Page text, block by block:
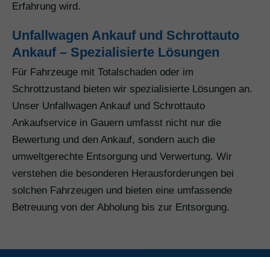
Erfahrung wird.
Unfallwagen Ankauf und Schrottauto
Ankauf – Spezialisierte Lösungen
Für Fahrzeuge mit Totalschaden oder im
Schrottzustand bieten wir spezialisierte Lösungen an.
Unser Unfallwagen Ankauf und Schrottauto
Ankaufservice in Gauern umfasst nicht nur die
Bewertung und den Ankauf, sondern auch die
umweltgerechte Entsorgung und Verwertung. Wir
verstehen die besonderen Herausforderungen bei
solchen Fahrzeugen und bieten eine umfassende
Betreuung von der Abholung bis zur Entsorgung.